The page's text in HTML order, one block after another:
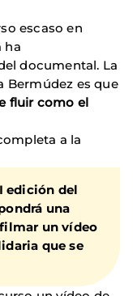
escaso en
ha
documental. La
Bermúdez es que
fluir como el
a la
edición del
una
un vídeo
que se